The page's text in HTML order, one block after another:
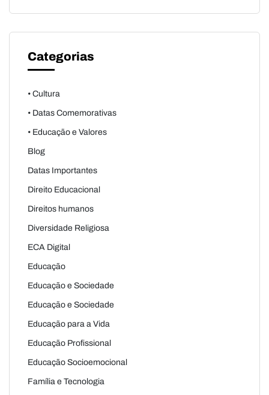
Categorias
• Cultura
• Datas Comemorativas
• Educação e Valores
Blog
Datas Importantes
Direito Educacional
Direitos humanos
Diversidade Religiosa
ECA Digital
Educação
Educação e Sociedade
Educação e Sociedade
Educação para a Vida
Educação Profissional
Educação Socioemocional
Família e Tecnologia